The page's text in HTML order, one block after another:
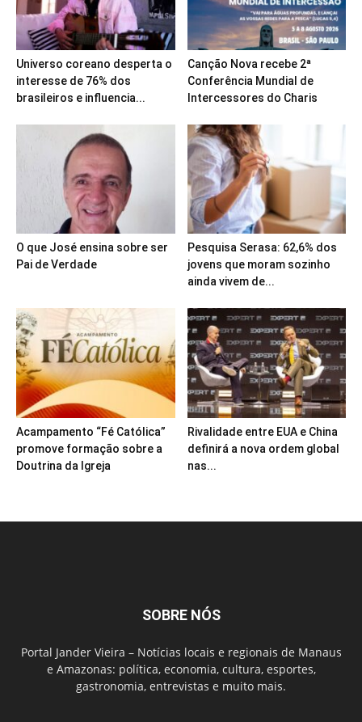
Universo coreano desperta o
interesse de 76% dos
brasileiros e influencia...
Canção Nova recebe 2ª
Conferência Mundial de
Intercessores do Charis
O que José ensina sobre ser
Pai de Verdade
Pesquisa Serasa: 62,6% dos
jovens que moram sozinho
ainda vivem de...
Acampamento “Fé Católica”
promove formação sobre a
Doutrina da Igreja
Rivalidade entre EUA e China
definirá a nova ordem global
nas...
SOBRE NÓS
Portal Jander Vieira – Notícias locais e regionais de Manaus
e Amazonas: política, economia, cultura, esportes,
gastronomia, entrevistas e muito mais.